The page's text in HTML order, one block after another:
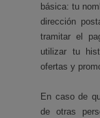
básica: tu
dirección
tramitar el
utilizar tu
ofertas y
En caso de
de otras